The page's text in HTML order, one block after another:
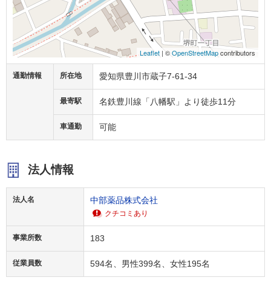
Leaflet | ©OpenStreetMapcontributors
通勤情報 所在地 愛知県豊川市蔵子7-61-34
最寄駅 名鉄豊川線「八幡駅」より徒歩11分
車通勤 可能
法人情報
法人名 中部薬品株式会社
クチコミあり
事業所数 183
従業員数 594名、男性399名、女性195名